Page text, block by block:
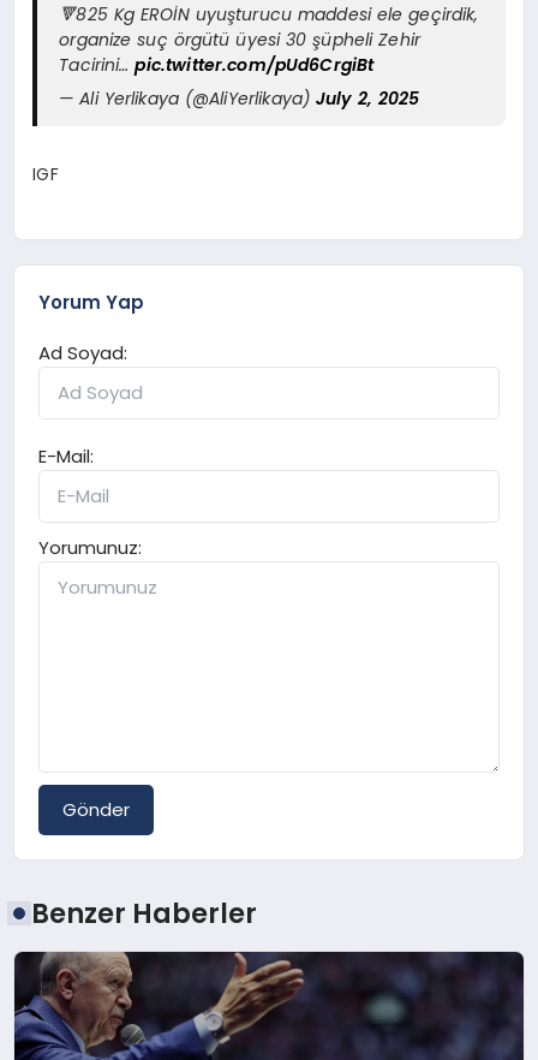
🔻825 Kg EROİN uyuşturucu maddesi ele geçirdik,
organize suç örgütü üyesi 30 şüpheli Zehir
Tacirini…pic.twitter.com/pUd6CrgiBt
— Ali Yerlikaya (@AliYerlikaya)July 2, 2025
IGF
Yorum Yap
Ad Soyad:
E-Mail:
Yorumunuz:
Gönder
Benzer Haberler